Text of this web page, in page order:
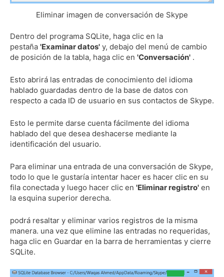
Eliminar imagen de conversación de Skype
Dentro del programa SQLite, haga clic en la
pestaña 'Examinar datos' y, debajo del menú de cambio
de posición de la tabla, haga clic en 'Conversación' .
Esto abrirá las entradas de conocimiento del idioma
hablado guardadas dentro de la base de datos con
respecto a cada ID de usuario en sus contactos de Skype.
Esto le permite darse cuenta fácilmente del idioma
hablado del que desea deshacerse mediante la
identificación del usuario.
Para eliminar una entrada de una conversación de Skype,
todo lo que le gustaría intentar hacer es hacer clic en su
fila conectada y luego hacer clic en 'Eliminar registro' en
la esquina superior derecha.
podrá resaltar y eliminar varios registros de la misma
manera. una vez que elimine las entradas no requeridas,
haga clic en Guardar en la barra de herramientas y cierre
SQLite.